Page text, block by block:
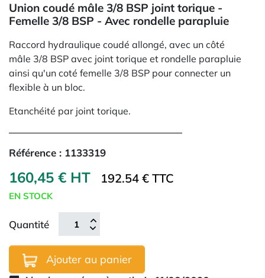
Union coudé mâle 3/8 BSP joint torique -
Femelle 3/8 BSP - Avec rondelle parapluie
Raccord hydraulique coudé allongé, avec un côté
mâle 3/8 BSP avec joint torique et rondelle parapluie
ainsi qu'un coté femelle 3/8 BSP pour connecter un
flexible à un bloc.
Etanchéité par joint torique.
Référence : 1133319
160,45 € HT 192.54 € TTC
EN STOCK
Quantité
Ajouter au panier